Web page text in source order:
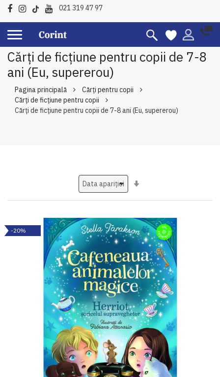
021 319 47 97
Cărți de ficțiune pentru copii de 7-8
ani (Eu, supererou)
Pagina principală
Cărți pentru copii
Cărți de ficțiune pentru copii
Cărți de ficțiune pentru copii de 7-8 ani (Eu, supererou)
-20%